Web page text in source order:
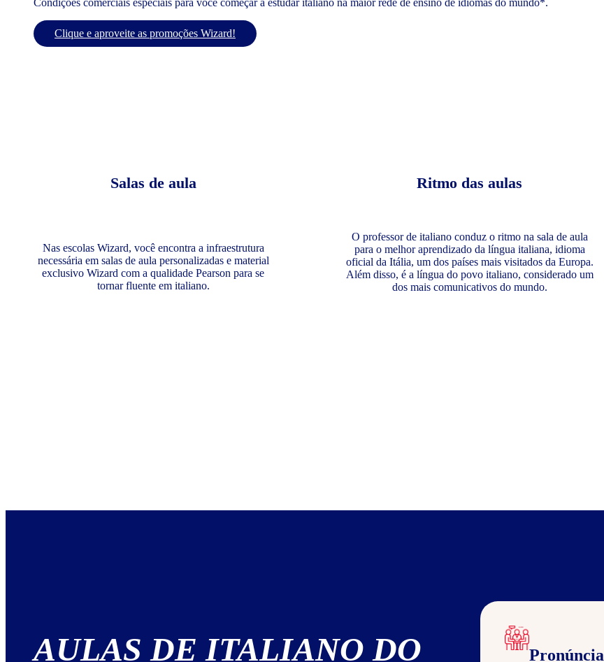
Condições comerciais especiais para você começar a estudar italiano na maior rede de ensino de idiomas do mundo*.
Clique e aproveite as promoções Wizard!
Salas de aula
Nas escolas Wizard, você encontra a infraestrutura
necessária em salas de aula personalizadas e material
exclusivo Wizard com a qualidade Pearson para se
tornar fluente em italiano.
Ritmo das aulas
O professor de italiano conduz o ritmo na sala de aula
para o melhor aprendizado da língua italiana, idioma
oficial da Itália, um dos países mais visitados da Europa.
Além disso, é a língua do povo italiano, considerado um
dos mais comunicativos do mundo.
AULAS DE ITALIANO DO
Pronúncia